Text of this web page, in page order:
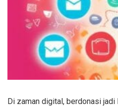
Di zaman digital, berdonasi